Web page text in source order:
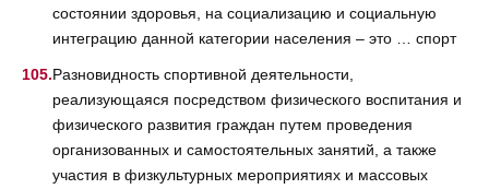
состоянии здоровья, на социализацию и социальную
интеграцию данной категории населения – это … спорт
Разновидность спортивной деятельности,
реализующаяся посредством физического воспитания и
физического развития граждан путем проведения
организованных и самостоятельных занятий, а также
участия в физкультурных мероприятиях и массовых